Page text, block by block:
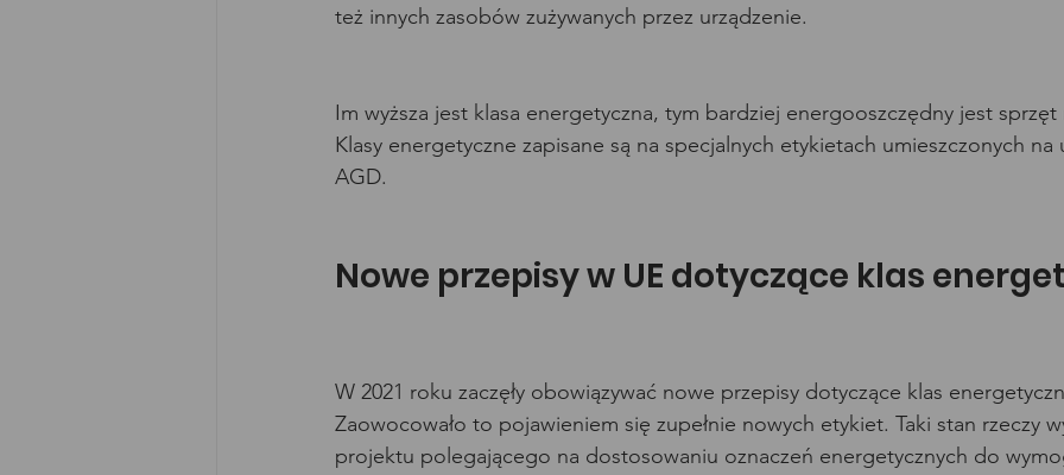
też innych zasobów zużywanych przez urządzenie.
Im wyższa jest klasa energetyczna, tym bardziej energooszczędny jest sprzęt
Klasy energetyczne zapisane są na specjalnych etykietach umieszczonych na
AGD.
Nowe przepisy w UE dotyczące klas
W 2021 roku zaczęły obowiązywać nowe przepisy dotyczące klas
Zaowocowało to pojawieniem się zupełnie nowych etykiet. Taki stan rzeczy
projektu polegającego na dostosowaniu oznaczeń energetycznych do